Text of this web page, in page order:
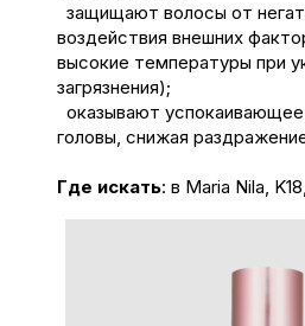
защищают волосы от
воздействия внешних
высокие температуры при
загрязнения);
оказывают
головы, снижая
Где искать: в Maria Nila,